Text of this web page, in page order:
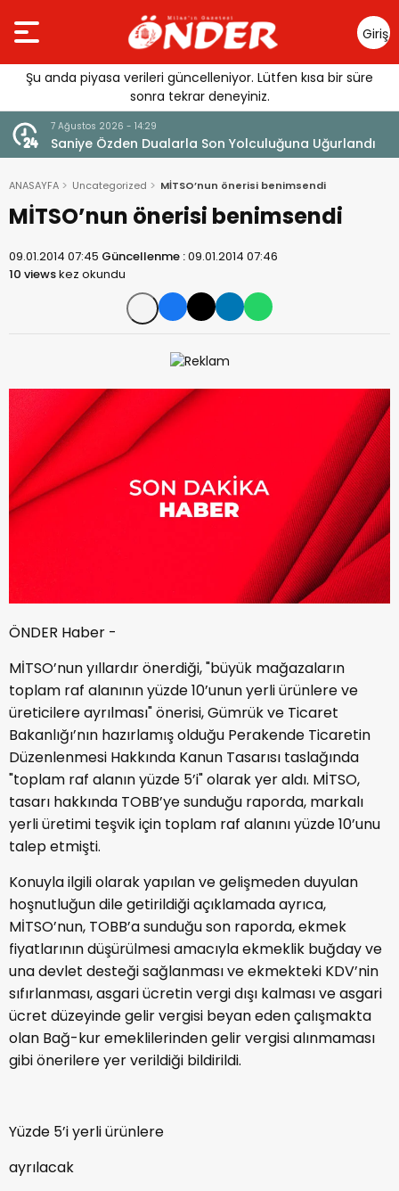
Giriş
Yap
Şu anda piyasa verileri güncelleniyor. Lütfen kısa bir süre
sonra tekrar deneyiniz.
7 Ağustos 2026 - 14:29
Saniye Özden Dualarla Son Yolculuğuna Uğurlandı
ANASAYFA Uncategorized MİTSO’nun önerisi benimsendi
MİTSO’nun önerisi benimsendi
09.01.2014 07:45 Güncellenme :09.01.2014 07:46
10 viewskez okundu
ÖNDER Haber -
MİTSO’nun yıllardır önerdiği, "büyük mağazaların
toplam raf alanının yüzde 10’unun yerli ürünlere ve
üreticilere ayrılması" önerisi, Gümrük ve Ticaret
Bakanlığı’nın hazırlamış olduğu Perakende Ticaretin
Düzenlenmesi Hakkında Kanun Tasarısı taslağında
"toplam raf alanın yüzde 5’i" olarak yer aldı. MİTSO,
tasarı hakkında TOBB’ye sunduğu raporda, markalı
yerli üretimi teşvik için toplam raf alanını yüzde 10’unu
talep etmişti.
Konuyla ilgili olarak yapılan ve gelişmeden duyulan
hoşnutluğun dile getirildiği açıklamada ayrıca,
MİTSO’nun, TOBB’a sunduğu son raporda, ekmek
fiyatlarının düşürülmesi amacıyla ekmeklik buğday ve
una devlet desteği sağlanması ve ekmekteki KDV’nin
sıfırlanması, asgari ücretin vergi dışı kalması ve asgari
ücret düzeyinde gelir vergisi beyan eden çalışmakta
olan Bağ-kur emeklilerinden gelir vergisi alınmaması
gibi önerilere yer verildiği bildirildi.
Yüzde 5’i yerli ürünlere
ayrılacak